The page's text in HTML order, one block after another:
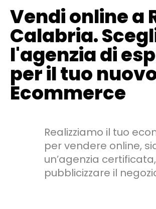
Vendi online a
Calabria.
l'agenzia di
per il tuo
Ecommerce
Realizziamo il tuo
per vendere online,
un’agenzia
pubblicizzare il